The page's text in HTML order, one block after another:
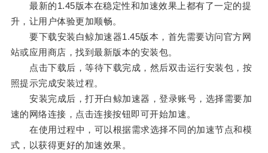
最新的1.45版本在稳定性和加速效果上都有了一定的提
升，让用户体验更加顺畅。
要下载安装白鲸加速器1.45版本，首先需要访问官方网
站或应用商店，找到最新版本的安装包。
点击下载后，等待下载完成，然后双击运行安装包，按
照提示完成安装过程。
安装完成后，打开白鲸加速器，登录账号，选择需要加
速的网络连接，点击连接按钮即可开始加速。
在使用过程中，可以根据需求选择不同的加速节点和模
式，以获得更好的加速效果。